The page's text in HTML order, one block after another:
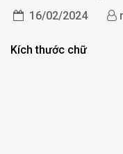
16/02/2024
Kích thước chữ